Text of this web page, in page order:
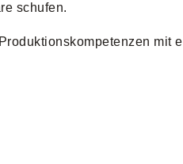
schufen.
mit